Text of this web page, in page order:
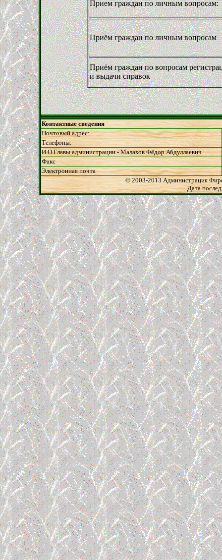
Прием граждан по личным вопросам:
Приём граждан по личным вопросам
Приём граждан по вопросам
и выдачи справок
Контактные сведения
Почтовый адрес:
Телефоны:
И.О.Главы администрации - Малахов Фёдор Абдуллаевич
Факс
Электронная почта
© 2003-2013 Администрация
Дата